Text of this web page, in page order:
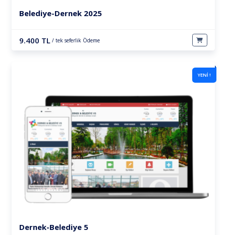
Belediye-Dernek 2025
9.400 TL / tek seferlik Ödeme
YENİ !
Dernek-Belediye 5